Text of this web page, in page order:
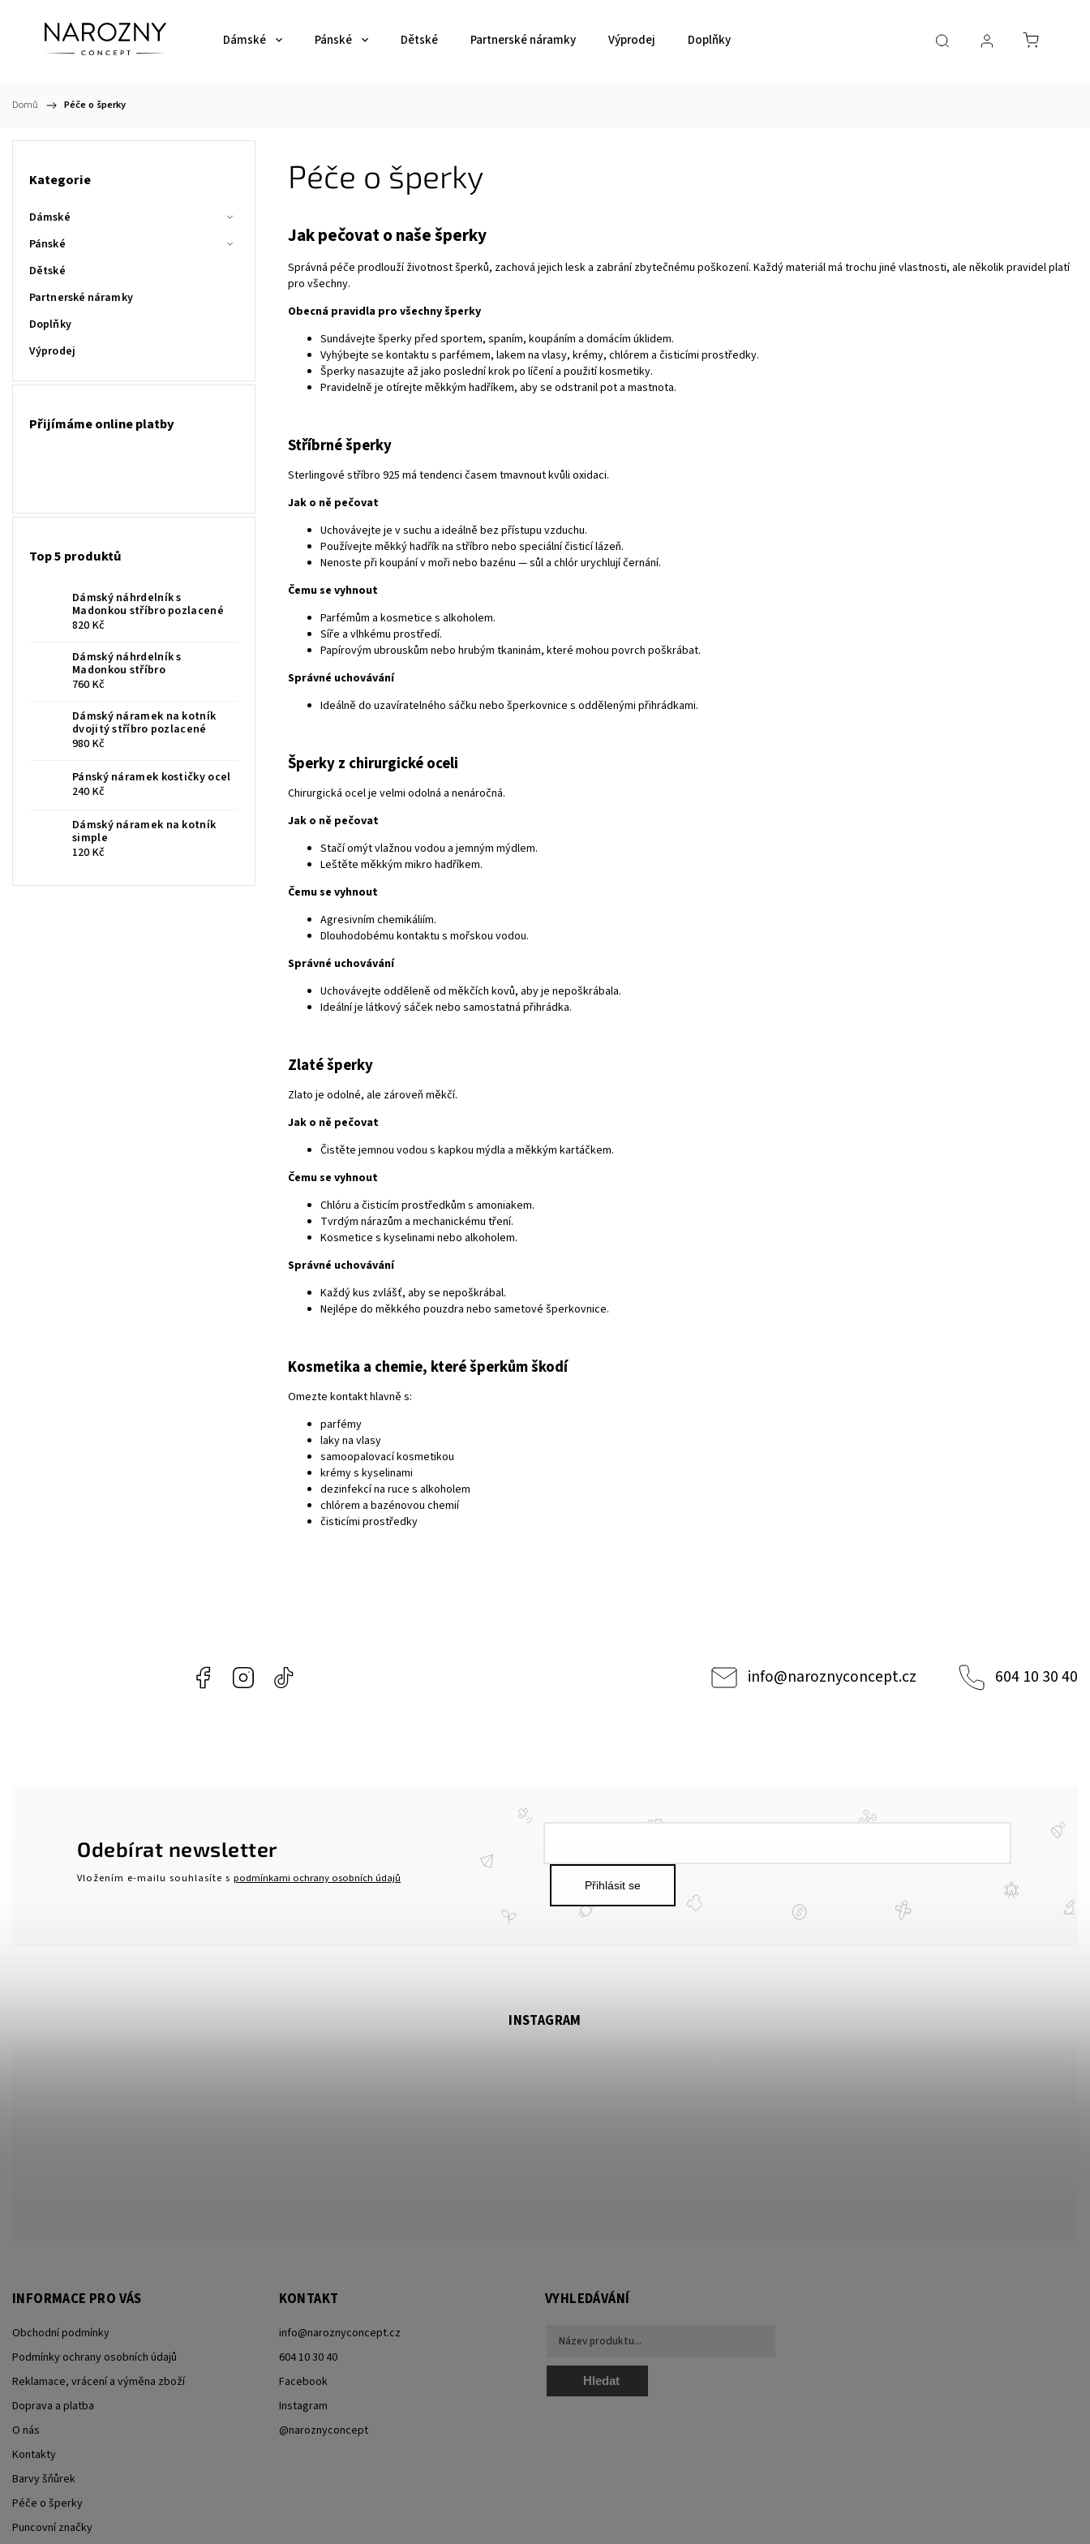
Dámské Pánské Dětské Partnerské náramky Výprodej Doplňky
Domů / Péče o šperky
Kategorie
Dámské
Pánské
Dětské
Partnerské náramky
Doplňky
Výprodej
Přijímáme online platby
Top 5 produktů
Dámský náhrdelník s
Madonkou stříbro pozlacené
820 Kč
Dámský náhrdelník s
Madonkou stříbro
760 Kč
Dámský náramek na kotník
dvojitý stříbro pozlacené
980 Kč
Pánský náramek kostičky ocel
240 Kč
Dámský náramek na kotník
simple
120 Kč
Péče o šperky
Jak pečovat o naše šperky
Správná péče prodlouží životnost šperků, zachová jejich lesk a zabrání zbytečnému poškození. Každý materiál má trochu jiné vlastnosti, ale několik pravidel platí
pro všechny.
Obecná pravidla pro všechny šperky
Sundávejte šperky před sportem, spaním, koupáním a domácím úklidem.
Vyhýbejte se kontaktu s parfémem, lakem na vlasy, krémy, chlórem a čisticími prostředky.
Šperky nasazujte až jako poslední krok po líčení a použití kosmetiky.
Pravidelně je otírejte měkkým hadříkem, aby se odstranil pot a mastnota.
Stříbrné šperky
Sterlingové stříbro 925 má tendenci časem tmavnout kvůli oxidaci.
Jak o ně pečovat
Uchovávejte je v suchu a ideálně bez přístupu vzduchu.
Používejte měkký hadřík na stříbro nebo speciální čisticí lázeň.
Nenoste při koupání v moři nebo bazénu — sůl a chlór urychlují černání.
Čemu se vyhnout
Parfémům a kosmetice s alkoholem.
Síře a vlhkému prostředí.
Papírovým ubrouskům nebo hrubým tkaninám, které mohou povrch poškrábat.
Správné uchovávání
Ideálně do uzavíratelného sáčku nebo šperkovnice s oddělenými přihrádkami.
Šperky z chirurgické oceli
Chirurgická ocel je velmi odolná a nenáročná.
Jak o ně pečovat
Stačí omýt vlažnou vodou a jemným mýdlem.
Leštěte měkkým mikro hadříkem.
Čemu se vyhnout
Agresivním chemikáliím.
Dlouhodobému kontaktu s mořskou vodou.
Správné uchovávání
Uchovávejte odděleně od měkčích kovů, aby je nepoškrábala.
Ideální je látkový sáček nebo samostatná přihrádka.
Zlaté šperky
Zlato je odolné, ale zároveň měkčí.
Jak o ně pečovat
Čistěte jemnou vodou s kapkou mýdla a měkkým kartáčkem.
Čemu se vyhnout
Chlóru a čisticím prostředkům s amoniakem.
Tvrdým nárazům a mechanickému tření.
Kosmetice s kyselinami nebo alkoholem.
Správné uchovávání
Každý kus zvlášť, aby se nepoškrábal.
Nejlépe do měkkého pouzdra nebo sametové šperkovnice.
Kosmetika a chemie, které šperkům škodí
Omezte kontakt hlavně s:
parfémy
laky na vlasy
samoopalovací kosmetikou
krémy s kyselinami
dezinfekcí na ruce s alkoholem
chlórem a bazénovou chemií
čisticími prostředky
Facebook Instagram info@naroznyconcept.cz 604 10 30 40
Odebírat newsletter
Vložením e-mailu souhlasíte s podmínkami ochrany osobních údajů
Přihlásit se
INFORMACE PRO VÁS
Obchodní podmínky
Podmínky ochrany osobních údajů
Reklamace, vrácení a výměna zboží
Doprava a platba
O nás
Kontakty
Barvy šňůrek
Péče o šperky
Puncovní značky
KONTAKT
info@naroznyconcept.cz
604 10 30 40
Facebook
Instagram
@naroznyconcept
VYHLEDÁVÁNÍ
Hledat
INSTAGRAM